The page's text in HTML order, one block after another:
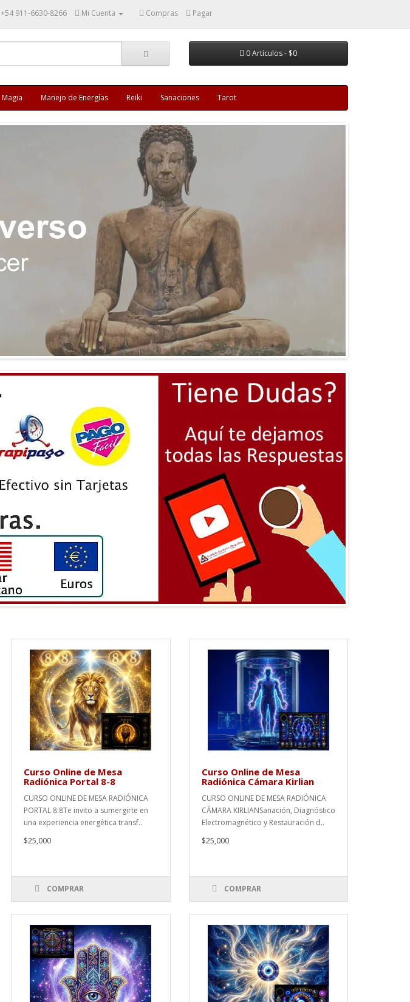
+54 911-6630-8266 Mi Cuenta Compras Pagar
0 Artículos - $0
Magia Manejo de Energías Reiki Sanaciones Tarot
Curso Online de Mesa
Radiónica Portal 8-8
CURSO ONLINE DE MESA RADIÓNICA
PORTAL 8:8Te invito a sumergirte en
una experiencia energética transf..
$25,000
COMPRAR
Curso Online de Mesa
Radiónica Cámara Kirlian
CURSO ONLINE DE MESA RADIÓNICA
CÁMARA KIRLIANSanación, Diagnóstico
Electromagnético y Restauración d..
$25,000
COMPRAR